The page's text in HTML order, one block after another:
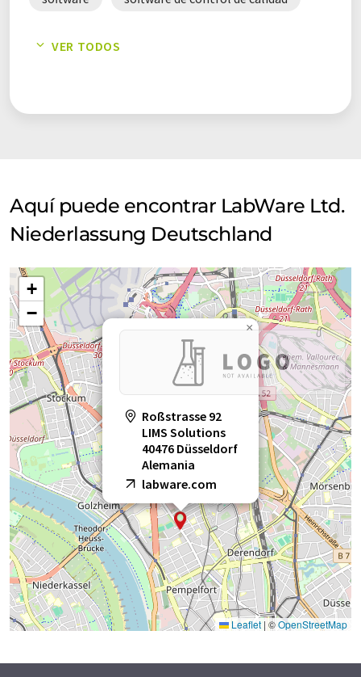
software de laboratorio
VER TODOS
Aquí puede encontrar LabWare Ltd.
Niederlassung Deutschland
Roßstrasse 92
LIMS Solutions
40476 Düsseldorf
Alemania
labware.com
×
+
−
Leaflet | ©OpenStreetMap